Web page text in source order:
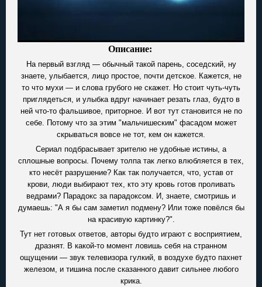
Описание:
На первый взгляд — обычный такой парень, соседский, ну
знаете, улыбается, лицо простое, почти детское. Кажется, не
то что мухи — и слова грубого не скажет. Но стоит чуть-чуть
приглядеться, и улыбка вдруг начинает резать глаз, будто в
ней что-то фальшивое, приторное. И вот тут становится не по
себе. Потому что за этим "мальчишеским" фасадом может
скрываться вовсе не тот, кем он кажется.
Сериал подбрасывает зрителю не удобные истины, а
сплошные вопросы. Почему толпа так легко влюбляется в тех,
кто несёт разрушение? Как так получается, что, устав от
крови, люди выбирают тех, кто эту кровь готов проливать
ведрами? Парадокс за парадоксом. И, знаете, смотришь и
думаешь: "А я бы сам заметил подмену? Или тоже повёлся бы
на красивую картинку?".
Тут нет готовых ответов, авторы будто играют с восприятием,
дразнят. В какой-то момент ловишь себя на странном
ощущении — звук телевизора гулкий, в воздухе будто пахнет
железом, и тишина после сказанного давит сильнее любого
крика.